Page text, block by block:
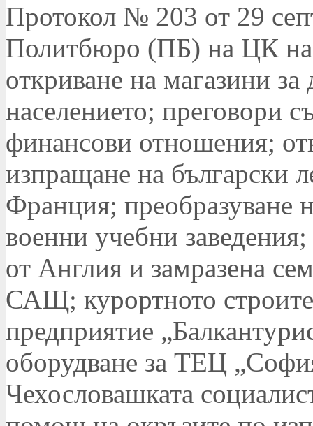
Протокол № 203 от 29
Политбюро (ПБ) на ЦК на
откриване на магазини
населението; преговори
финансови отношения;
изпращане на български
Франция; преобразуване
военни учебни
от Англия и замразена
САЩ; курортното
предприятие
оборудване за ТЕЦ
Чехословашката